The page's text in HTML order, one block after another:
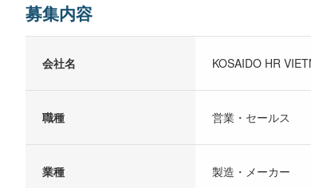
募集内容
会社名 KOSAIDO HR
職種 営業・セールス
業種 製造・メーカー